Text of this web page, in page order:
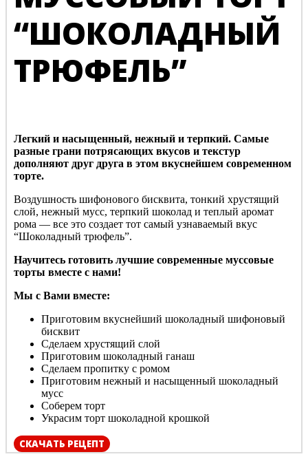
“ШОКОЛАДНЫЙ
ТРЮФЕЛЬ”
Легкий и насыщенный, нежный и терпкий. Самые
разные грани потрясающих вкусов и текстур
дополняют друг друга в этом вкуснейшем современном
торте.
Воздушность шифонового бисквита, тонкий хрустящий
слой, нежный мусс, терпкий шоколад и теплый аромат
рома — все это создает тот самый узнаваемый вкус
“Шоколадный трюфель”.
Научитесь готовить лучшие современные муссовые
торты вместе с нами!
Мы с Вами вместе:
Приготовим вкуснейший шоколадный шифоновый
бисквит
Сделаем хрустящий слой
Приготовим шоколадный ганаш
Сделаем пропитку с ромом
Приготовим нежный и насыщенный шоколадный
мусс
Соберем торт
Украсим торт шоколадной крошкой
СКАЧАТЬ РЕЦЕПТ